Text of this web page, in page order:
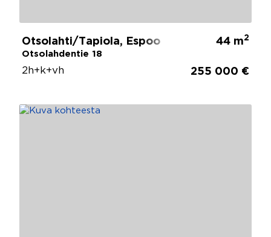
Otsolahti/Tapiola, Espoo
Otsolahdentie 18
44 m2
2h+k+vh 255 000 €